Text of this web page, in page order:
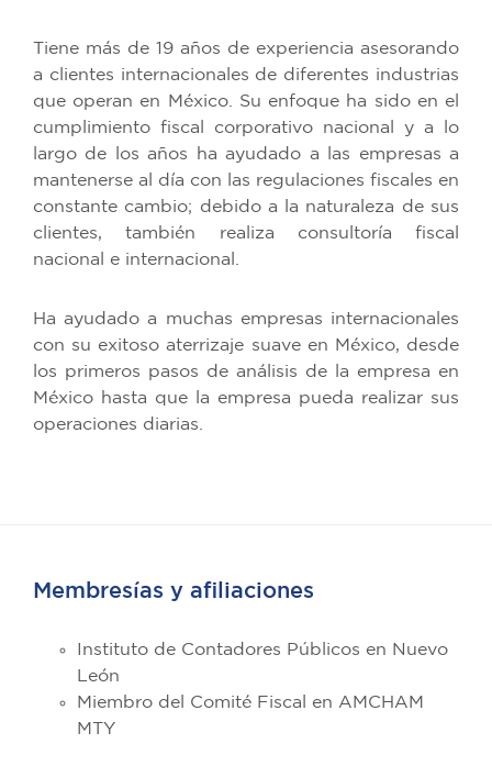
Tiene más de 19 años de experiencia asesorando
a clientes internacionales de diferentes industrias
que operan en México. Su enfoque ha sido en el
cumplimiento fiscal corporativo nacional y a lo
largo de los años ha ayudado a las empresas a
mantenerse al día con las regulaciones fiscales en
constante cambio; debido a la naturaleza de sus
clientes, también realiza consultoría fiscal
nacional e internacional.
Ha ayudado a muchas empresas internacionales
con su exitoso aterrizaje suave en México, desde
los primeros pasos de análisis de la empresa en
México hasta que la empresa pueda realizar sus
operaciones diarias.
Membresías y afiliaciones
Instituto de Contadores Públicos en Nuevo
León
Miembro del Comité Fiscal en AMCHAM
MTY